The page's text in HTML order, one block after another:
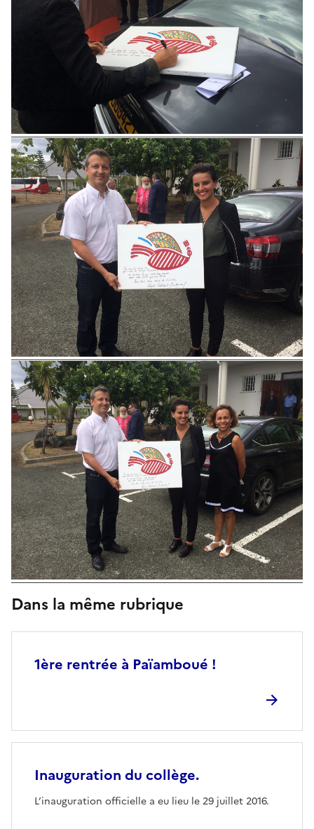
Dans la même rubrique
1ère rentrée à Païamboué !
Inauguration du collège.
L’inauguration officielle a eu lieu le 29 juillet 2016.